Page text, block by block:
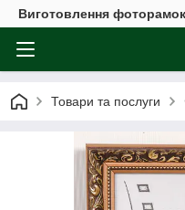
Виготовлення
Товари та послуги